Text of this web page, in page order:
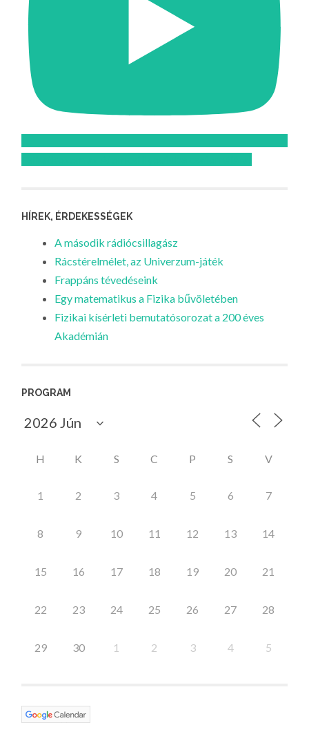
HÍREK, ÉRDEKESSÉGEK
A második rádiócsillagász
Rácstérelmélet, az Univerzum-játék
Frappáns tévedéseink
Egy matematikus a Fizika bűvöletében
Fizikai kísérleti bemutatósorozat a 200 éves
Akadémián
PROGRAM
H K S C P S V
1 2 3 4 5 6 7
8 9 10 11 12 13 14
15 16 17 18 19 20 21
22 23 24 25 26 27 28
29 30 1 2 3 4 5